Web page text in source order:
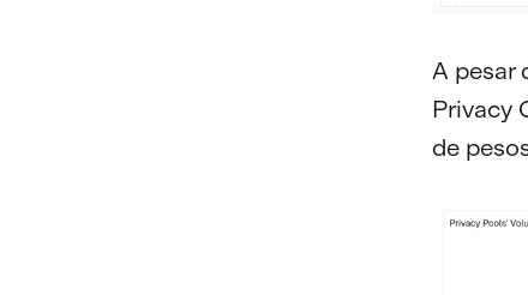
A pesar
Privacy
de